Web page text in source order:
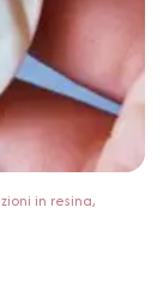
in resina,